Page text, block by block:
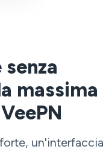
massima
un'interfaccia